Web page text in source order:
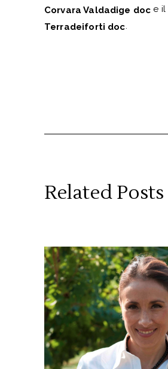
Corvara Valdadige doc e il
Terradeiforti doc.
Related Posts